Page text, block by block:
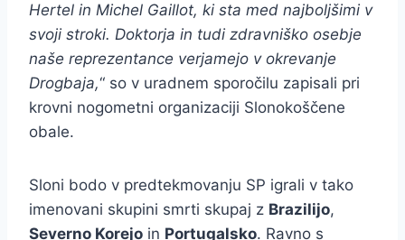
Hertel in Michel Gaillot, ki sta med najboljšimi v
svoji stroki. Doktorja in tudi zdravniško osebje
naše reprezentance verjamejo v okrevanje
Drogbaja,“ so v uradnem sporočilu zapisali pri
krovni nogometni organizaciji Slonokoščene
obale.
Sloni bodo v predtekmovanju SP igrali v tako
imenovani skupini smrti skupaj z Brazilijo,
Severno Korejo in Portugalsko. Ravno s